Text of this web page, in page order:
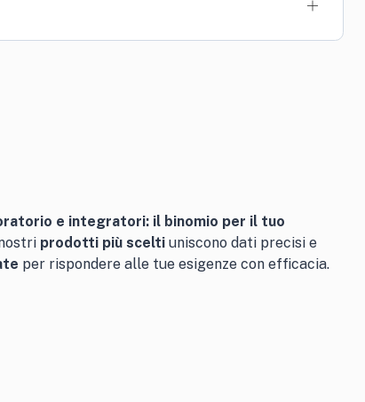
e integratori: il binomio per il tuo
prodotti più scelti uniscono dati precisi e
per rispondere alle tue esigenze con efficacia.